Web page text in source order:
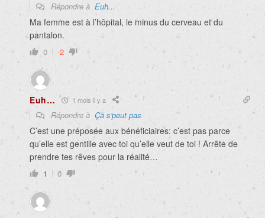
Répondre à Euh...
Ma femme est à l’hôpital, le minus du cerveau et du
pantalon.
0 -2
Euh… 1 mois il y a
Répondre à Ça s'peut pas
C’est une préposée aux bénéficiaires: c’est pas parce
qu’elle est gentille avec toi qu’elle veut de toi ! Arrête de
prendre tes rêves pour la réalité…
1 0